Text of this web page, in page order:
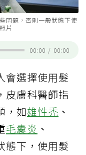
問題，否則一般狀態下使
片
00:00 / 00:00
會選擇使用髮
皮膚科醫師指
，如雄性禿 、
毛囊炎 、
態下，使用髮